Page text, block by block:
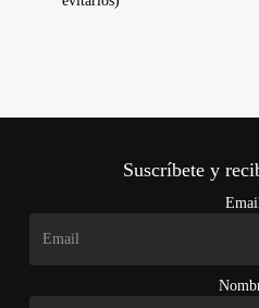
Suscríbete y